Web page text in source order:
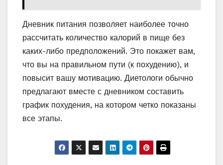
Дневник питания позволяет наиболее точно
рассчитать количество калорий в пище без
каких-либо предположений. Это покажет вам,
что вы на правильном пути (к похудению), и
повысит вашу мотивацию. Диетологи обычно
предлагают вместе с дневником составить
график похудения, на котором четко показаны
все этапы.